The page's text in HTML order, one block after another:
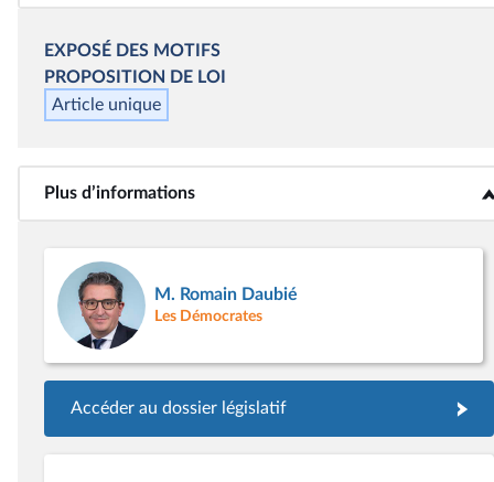
EXPOSÉ DES MOTIFS
PROPOSITION DE LOI
Article unique
Plus d’informations<b>Plus d’informations</b>
M. Romain Daubié
Les Démocrates
Accéder au dossier législatif